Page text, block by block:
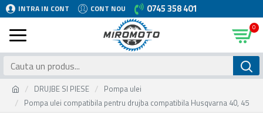
INTRA IN CONT CONT NOU 0745 358 401
0
DRUJBE SI PIESE
Pompa ulei
Pompa ulei compatibila pentru drujba compatibila Husqvarna 40, 45